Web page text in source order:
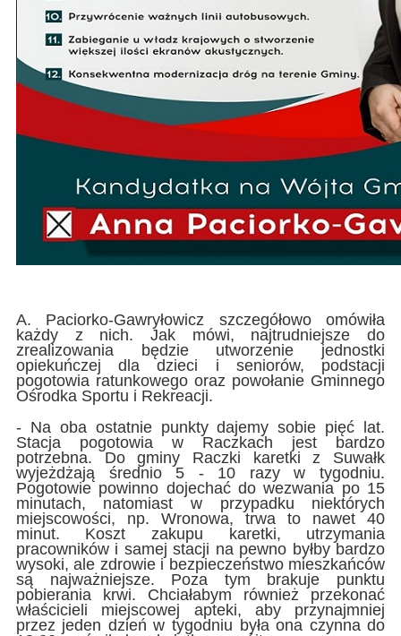
A. Paciorko-Gawryłowicz szczegółowo omówiła
każdy z nich. Jak mówi, najtrudniejsze do
zrealizowania będzie utworzenie jednostki
opiekuńczej dla dzieci i seniorów, podstacji
pogotowia ratunkowego oraz powołanie Gminnego
Ośrodka Sportu i Rekreacji.
- Na oba ostatnie punkty dajemy sobie pięć lat.
Stacja pogotowia w Raczkach jest bardzo
potrzebna. Do gminy Raczki karetki z Suwałk
wyjeżdżają średnio 5 - 10 razy w tygodniu.
Pogotowie powinno dojechać do wezwania po 15
minutach, natomiast w przypadku niektórych
miejscowości, np. Wronowa, trwa to nawet 40
minut. Koszt zakupu karetki, utrzymania
pracowników i samej stacji na pewno byłby bardzo
wysoki, ale zdrowie i bezpieczeństwo mieszkańców
są najważniejsze. Poza tym brakuje punktu
pobierania krwi. Chciałabym również przekonać
właścicieli miejscowej apteki, aby przynajmniej
przez jeden dzień w tygodniu była ona czynna do